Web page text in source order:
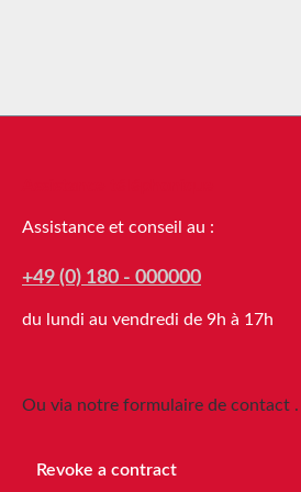
Assistance et conseil au :
+49 (0) 180 - 000000
du lundi au vendredi de 9h à 17h
Ou via notre formulaire de contact .
Revoke a contract